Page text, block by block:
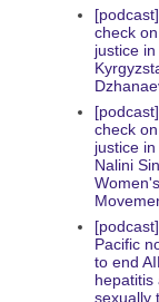
check
justice in
check
justice
Nalini
Pacific
to end
hepatitis
sexually